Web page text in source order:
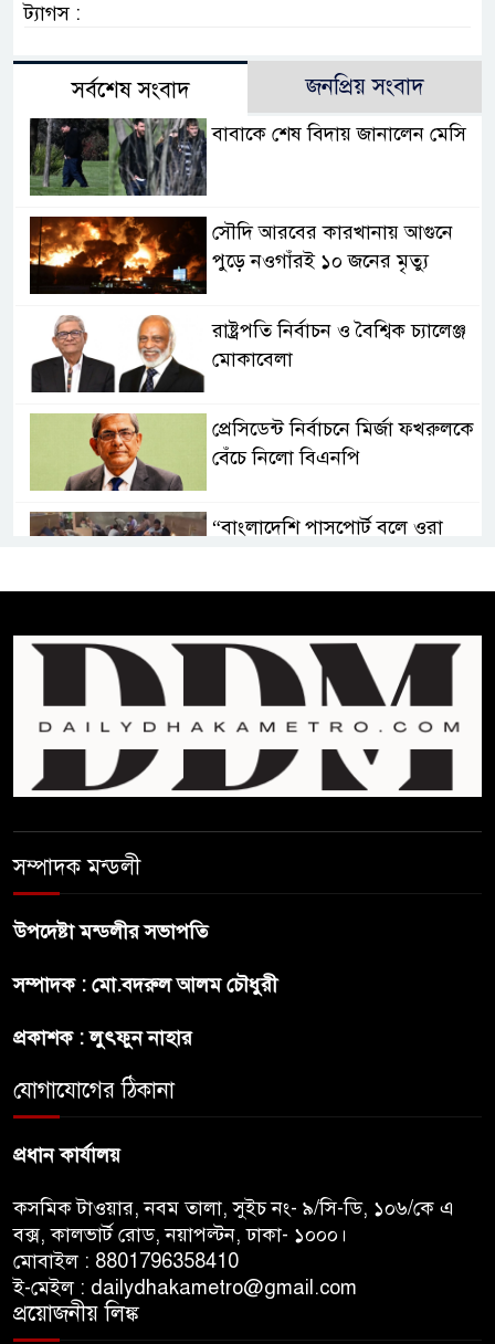
ট্যাগস :
সর্বশেষ সংবাদ জনপ্রিয় সংবাদ
বাবাকে শেষ বিদায় জানালেন মেসি
সৌদি আরবের কারখানায় আগুনে
পুড়ে নওগাঁরই ১০ জনের মৃত্যু
রাষ্ট্রপতি নির্বাচন ও বৈশ্বিক চ্যালেঞ্জ
মোকাবেলা
প্রেসিডেন্ট নির্বাচনে মির্জা ফখরুলকে
বেঁচে নিলো বিএনপি
“বাংলাদেশি পাসপোর্ট বলে ওরা
প্রার্থী অলি আহমদ
বাঁশখালির ১০০ দুঃস্থ পরিবারের
হাতে ঘরের ছাবি তুলে দিলেন
প্রধানমন্ত্রী
সালমান শাহ হত্যা মামলায় গ্রেপ্তার
হুমকি-ধামকির দায় এড়াতে পারে না
ভারত : লেবার পার্টির চেয়ারম্যান
সম্পাদক মন্ডলী
উপদেষ্টা মন্ডলীর সভাপতি
সম্পাদক : মো.বদরুল আলম চৌধুরী
প্রকাশক : লুৎফুন নাহার
যোগাযোগের ঠিকানা
প্রধান কার্যালয়
কসমিক টাওয়ার, নবম তালা, সুইচ নং- ৯/সি-ডি, ১০৬/কে এ
বক্স, কালভার্ট রোড, নয়াপল্টন, ঢাকা- ১০০০।
মোবাইল : 8801796358410
ই-মেইল : dailydhakametro@gmail.com
প্রয়োজনীয় লিঙ্ক